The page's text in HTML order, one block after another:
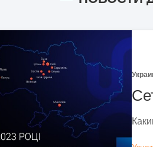
Украина
Если